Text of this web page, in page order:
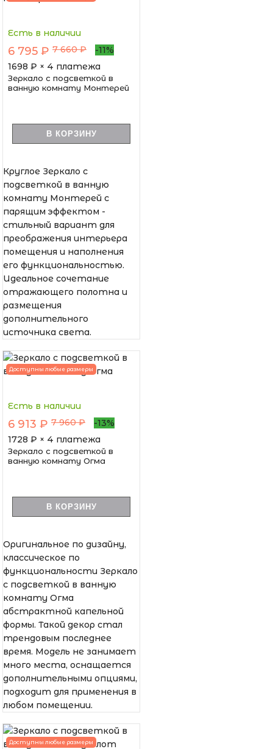
Есть в наличии
6 795 ₽ 7 660 ₽
-11%
1698 ₽ × 4 платежа
Зеркало с подсветкой в
ванную комнату Монтерей
В КОРЗИНУ
Круглое Зеркало с
подсветкой в ванную
комнату Монтерей с
парящим эффектом -
стильный вариант для
преображения интерьера
помещения и наполнения
его функциональностью.
Идеальное сочетание
отражающего полотна и
размещения
дополнительного
источника света.
Доступны любые размеры
Есть в наличии
6 913 ₽ 7 960 ₽
-13%
1728 ₽ × 4 платежа
Зеркало с подсветкой в
ванную комнату Огма
В КОРЗИНУ
Оригинальное по дизайну,
классическое по
функциональности Зеркало
с подсветкой в ванную
комнату Огма
абстрактной капельной
формы. Такой декор стал
трендовым последнее
время. Модель не занимает
много места, оснащается
дополнительными опциями,
подходит для применения в
любом помещении.
Доступны любые размеры